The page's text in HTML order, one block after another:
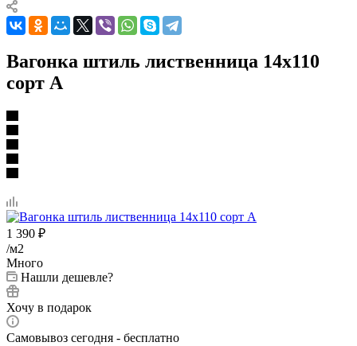
Вагонка штиль лиственница 14х110
cорт А
1 390 ₽
/м2
Много
Нашли дешевле?
Хочу в подарок
Самовывоз сегодня - бесплатно